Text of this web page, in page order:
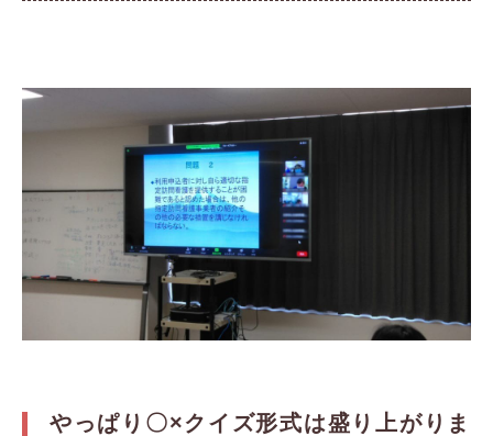
やっぱり〇×クイズ形式は盛り上がりま